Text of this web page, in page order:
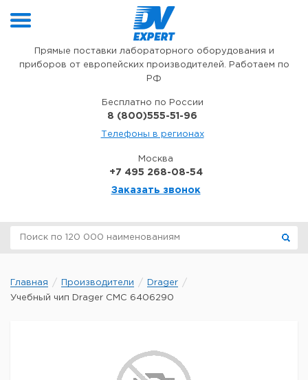
Прямые поставки лабораторного оборудования и
приборов от европейских производителей. Работаем по
РФ
Бесплатно по России
8 (800)555-51-96
Телефоны в регионах
Москва
+7 495 268-08-54
Заказать звонок
Главная Производители
Drager
Учебный чип Drager CMC 6406290